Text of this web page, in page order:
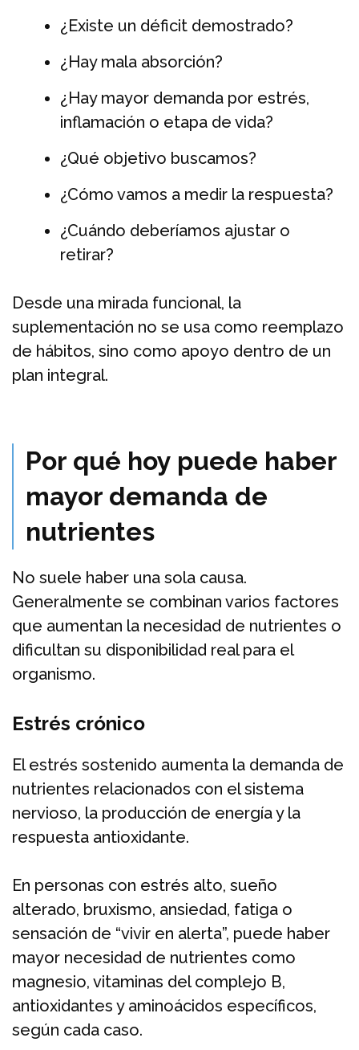
¿Existe un déficit demostrado?
¿Hay mala absorción?
¿Hay mayor demanda por estrés,
inflamación o etapa de vida?
¿Qué objetivo buscamos?
¿Cómo vamos a medir la respuesta?
¿Cuándo deberíamos ajustar o
retirar?
Desde una mirada funcional, la
suplementación no se usa como reemplazo
de hábitos, sino como apoyo dentro de un
plan integral.
Por qué hoy puede haber
mayor demanda de
nutrientes
No suele haber una sola causa.
Generalmente se combinan varios factores
que aumentan la necesidad de nutrientes o
dificultan su disponibilidad real para el
organismo.
Estrés crónico
El estrés sostenido aumenta la demanda de
nutrientes relacionados con el sistema
nervioso, la producción de energía y la
respuesta antioxidante.
En personas con estrés alto, sueño
alterado, bruxismo, ansiedad, fatiga o
sensación de “vivir en alerta”, puede haber
mayor necesidad de nutrientes como
magnesio, vitaminas del complejo B,
antioxidantes y aminoácidos específicos,
según cada caso.